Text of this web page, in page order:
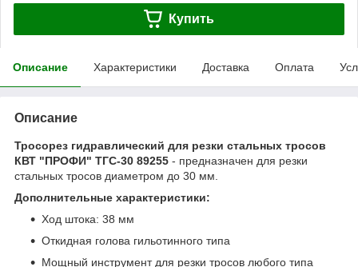
Купить
Описание Характеристики Доставка Оплата
Описание
Тросорез гидравлический для резки стальных тросов
КВТ "ПРОФИ" ТГС-30 89255 - предназначен для резки
стальных тросов диаметром до 30 мм.
Дополнительные характеристики:
Ход штока: 38 мм
Откидная голова гильотинного типа
Мощный инструмент для резки тросов любого типа